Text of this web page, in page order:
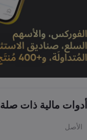
أدوات مالية ذات صلة
الأصل